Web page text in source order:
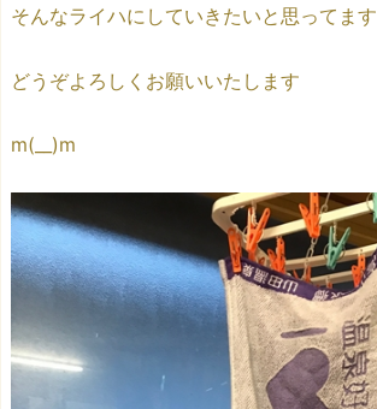
そんなライハにしていきたいと思ってます
どうぞよろしくお願いいたします
m(__)m